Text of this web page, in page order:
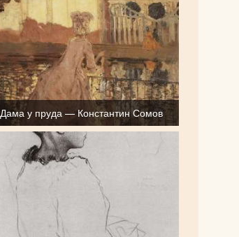
Дама у пруда — Константин Сомов